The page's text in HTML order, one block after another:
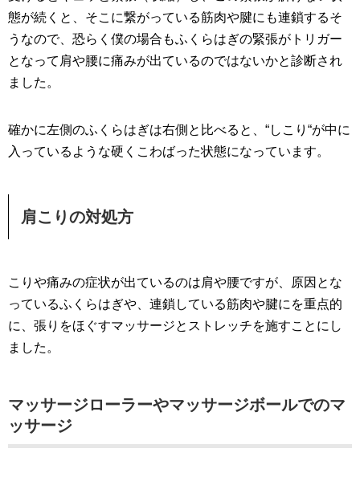
態が続くと、そこに繋がっている筋肉や腱にも連鎖するそ
うなので、恐らく僕の場合もふくらはぎの緊張がトリガー
となって肩や腰に痛みが出ているのではないかと診断され
ました。
確かに左側のふくらはぎは右側と比べると、“しこり“が中に
入っているような硬くこわばった状態になっています。
肩こりの対処方
こりや痛みの症状が出ているのは肩や腰ですが、原因とな
っているふくらはぎや、連鎖している筋肉や腱にを重点的
に、張りをほぐすマッサージとストレッチを施すことにし
ました。
マッサージローラーやマッサージボールでのマ
ッサージ